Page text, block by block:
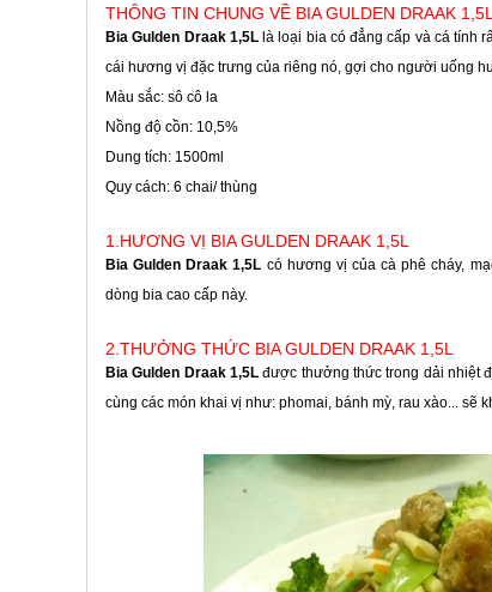
THÔNG TIN CHUNG VỀ BIA GULDEN DRAAK 1,5L
Bia Gulden Draak 1,5Llà loại bia có đẳng cấp và cá tính
cái hương vị đặc trưng của riêng nó, gợi cho người uống
Màu sắc: sô cô la
Nồng độ cồn: 10,5%
Dung tích: 1500ml
Quy cách: 6 chai/ thùng
1.HƯƠNG VỊ BIA GULDEN DRAAK 1,5L
Bia Gulden Draak 1,5L có hương vị của cà phê cháy,
dòng bia cao cấp này.
2.THƯỞNG THỨC BIA GULDEN DRAAK 1,5L
Bia Gulden Draak 1,5Lđược thưởng thức trong dải nhiệt
cùng các món khai vị như: phomai, bánh mỳ, rau xào... sẽ